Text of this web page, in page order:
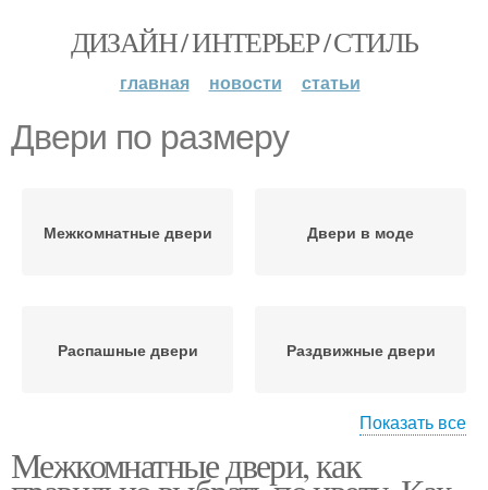
ДИЗАЙН / ИНТЕРЬЕР / СТИЛЬ
главная новости статьи
Двери по размеру
Межкомнатные двери Двери в моде
Распашные двери Раздвижные двери
Двухсторонние двери
Показать все
Межкомнатные двери, как